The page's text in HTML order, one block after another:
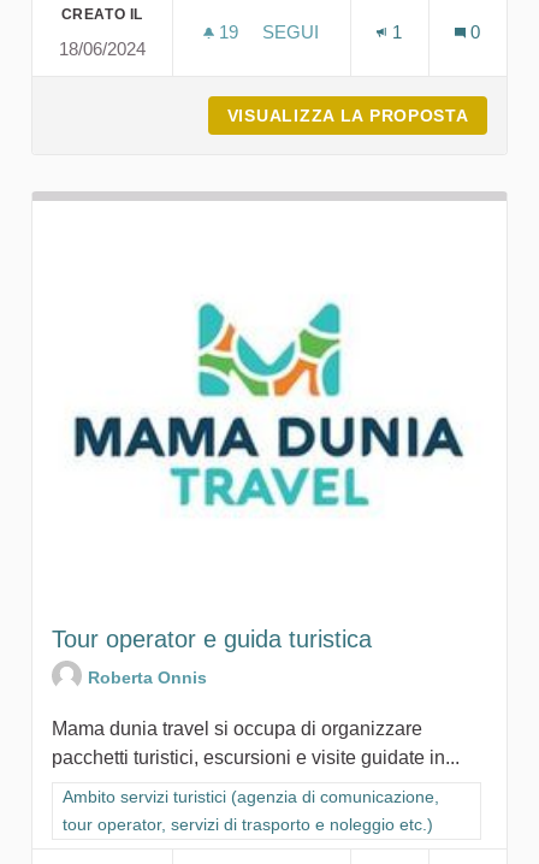
CREATO IL
18/06/2024
19 19 SOSTENITORI
SEGUI
1 0
VISUALIZZA LA PROPOSTA
Tour operator e guida turistica
Roberta Onnis
Mama dunia travel si occupa di organizzare
pacchetti turistici, escursioni e visite guidate in...
Filtra i risultati per categoria: Ambito servizi turistici (agenzia
Ambito servizi turistici (agenzia di comunicazione,
tour operator, servizi di trasporto e noleggio etc.)